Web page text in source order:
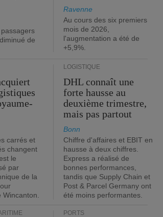
de
Ravenne
Au cours des six premiers
mois de 2026,
l'augmentation a été de
+5,9%.
carrés et
changent
le
par
de la
Wincanton.
LOGISTIQUE
DHL connaît une
forte hausse au
deuxième trimestre,
mais pas partout
Bonn
Chiffre d'affaires et EBIT en
hausse à deux chiffres.
Express a réalisé de
bonnes performances,
tandis que Supply Chain et
Post & Parcel Germany ont
été moins performantes.
PORTS